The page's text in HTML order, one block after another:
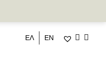
ΕΛ ΕΝ